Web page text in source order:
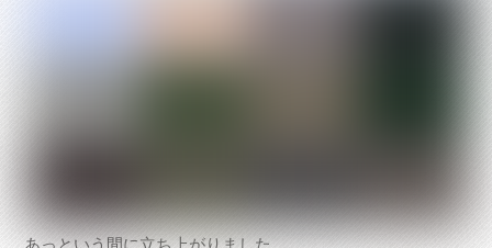
あっという間に立ち上がりました。